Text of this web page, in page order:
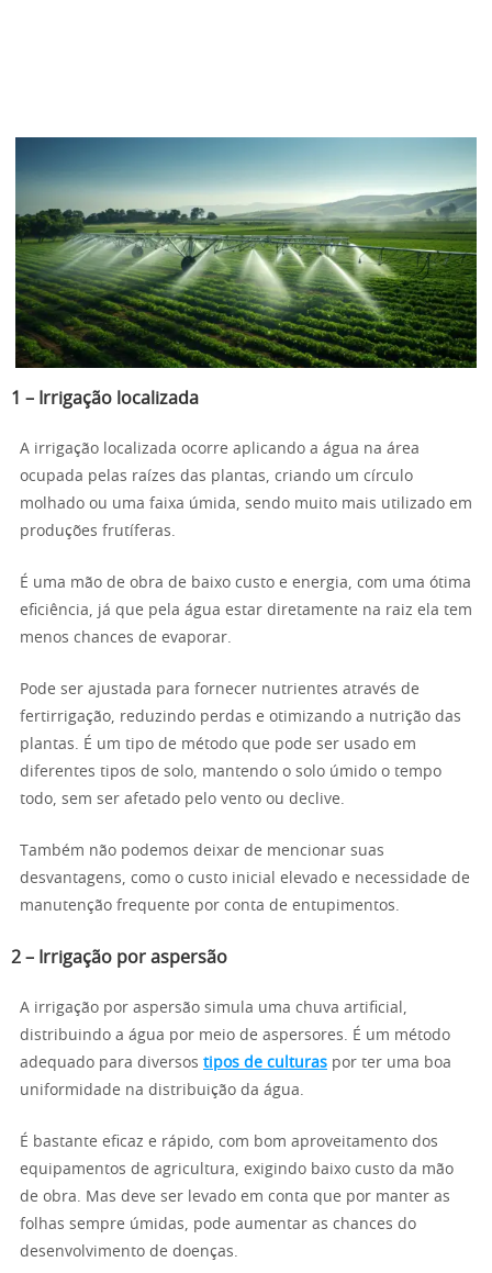
1 – Irrigação localizada
A irrigação localizada ocorre aplicando a água na área
ocupada pelas raízes das plantas, criando um círculo
molhado ou uma faixa úmida, sendo muito mais utilizado em
produções frutíferas.
É uma mão de obra de baixo custo e energia, com uma ótima
eficiência, já que pela água estar diretamente na raiz ela tem
menos chances de evaporar.
Pode ser ajustada para fornecer nutrientes através de
fertirrigação, reduzindo perdas e otimizando a nutrição das
plantas. É um tipo de método que pode ser usado em
diferentes tipos de solo, mantendo o solo úmido o tempo
todo, sem ser afetado pelo vento ou declive.
Também não podemos deixar de mencionar suas
desvantagens, como o custo inicial elevado e necessidade de
manutenção frequente por conta de entupimentos.
2 – Irrigação por aspersão
A irrigação por aspersão simula uma chuva artificial,
distribuindo a água por meio de aspersores. É um método
adequado para diversos tipos de culturas por ter uma boa
uniformidade na distribuição da água.
É bastante eficaz e rápido, com bom aproveitamento dos
equipamentos de agricultura, exigindo baixo custo da mão
de obra. Mas deve ser levado em conta que por manter as
folhas sempre úmidas, pode aumentar as chances do
desenvolvimento de doenças.